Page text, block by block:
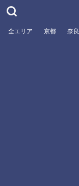
全エリア 京都 奈良